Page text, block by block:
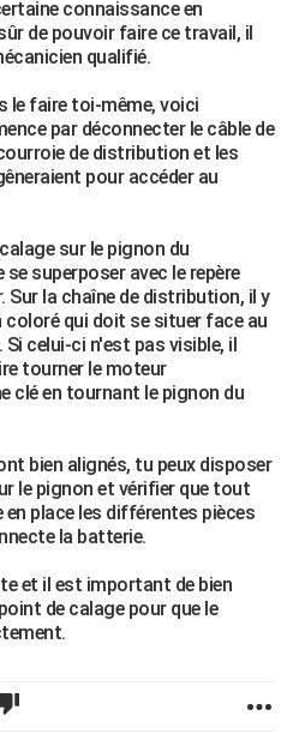
connaissance en
de pouvoir faire ce travail, il
qualifié.
le faire toi-même, voici
par déconnecter le câble de
de distribution et les
pour accéder au
sur le pignon du
superposer avec le repère
Sur la chaîne de distribution, il y
coloré qui doit se situer face au
celui-ci n'est pas visible, il
tourner le moteur
clé en tournant le pignon du
bien alignés, tu peux disposer
le pignon et vérifier que tout
place les différentes pièces
la batterie.
et il est important de bien
de calage pour que le